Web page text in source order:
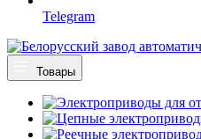
Telegram
Товары